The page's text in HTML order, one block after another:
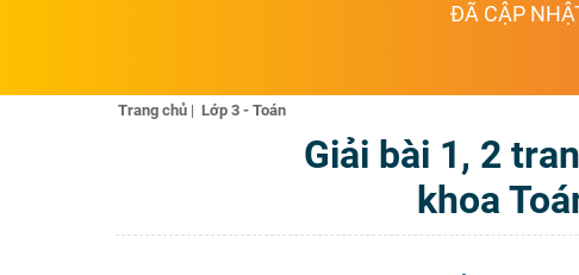
ĐÃ CẬP
Trang chủ| Lớp 3 - Toán
Giải bài 1, 2
khoa